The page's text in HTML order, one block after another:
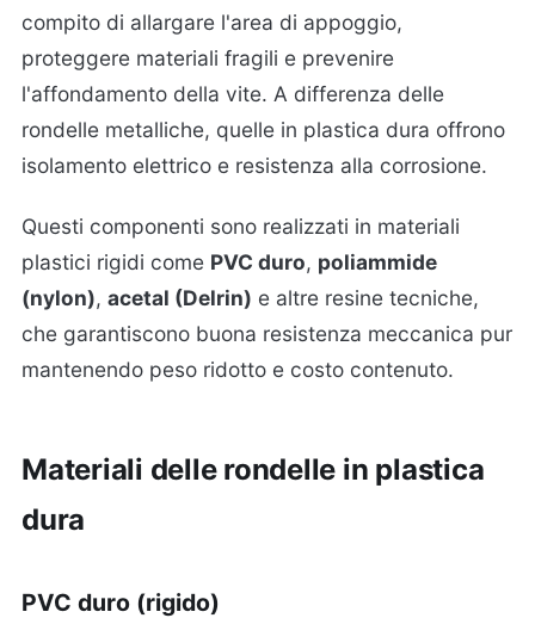
compito di allargare l'area di appoggio,
proteggere materiali fragili e prevenire
l'affondamento della vite. A differenza delle
rondelle metalliche, quelle in plastica dura offrono
isolamento elettrico e resistenza alla corrosione.
Questi componenti sono realizzati in materiali
plastici rigidi come PVC duro, poliammide
(nylon), acetal (Delrin) e altre resine tecniche,
che garantiscono buona resistenza meccanica pur
mantenendo peso ridotto e costo contenuto.
Materiali delle rondelle in plastica
dura
PVC duro (rigido)